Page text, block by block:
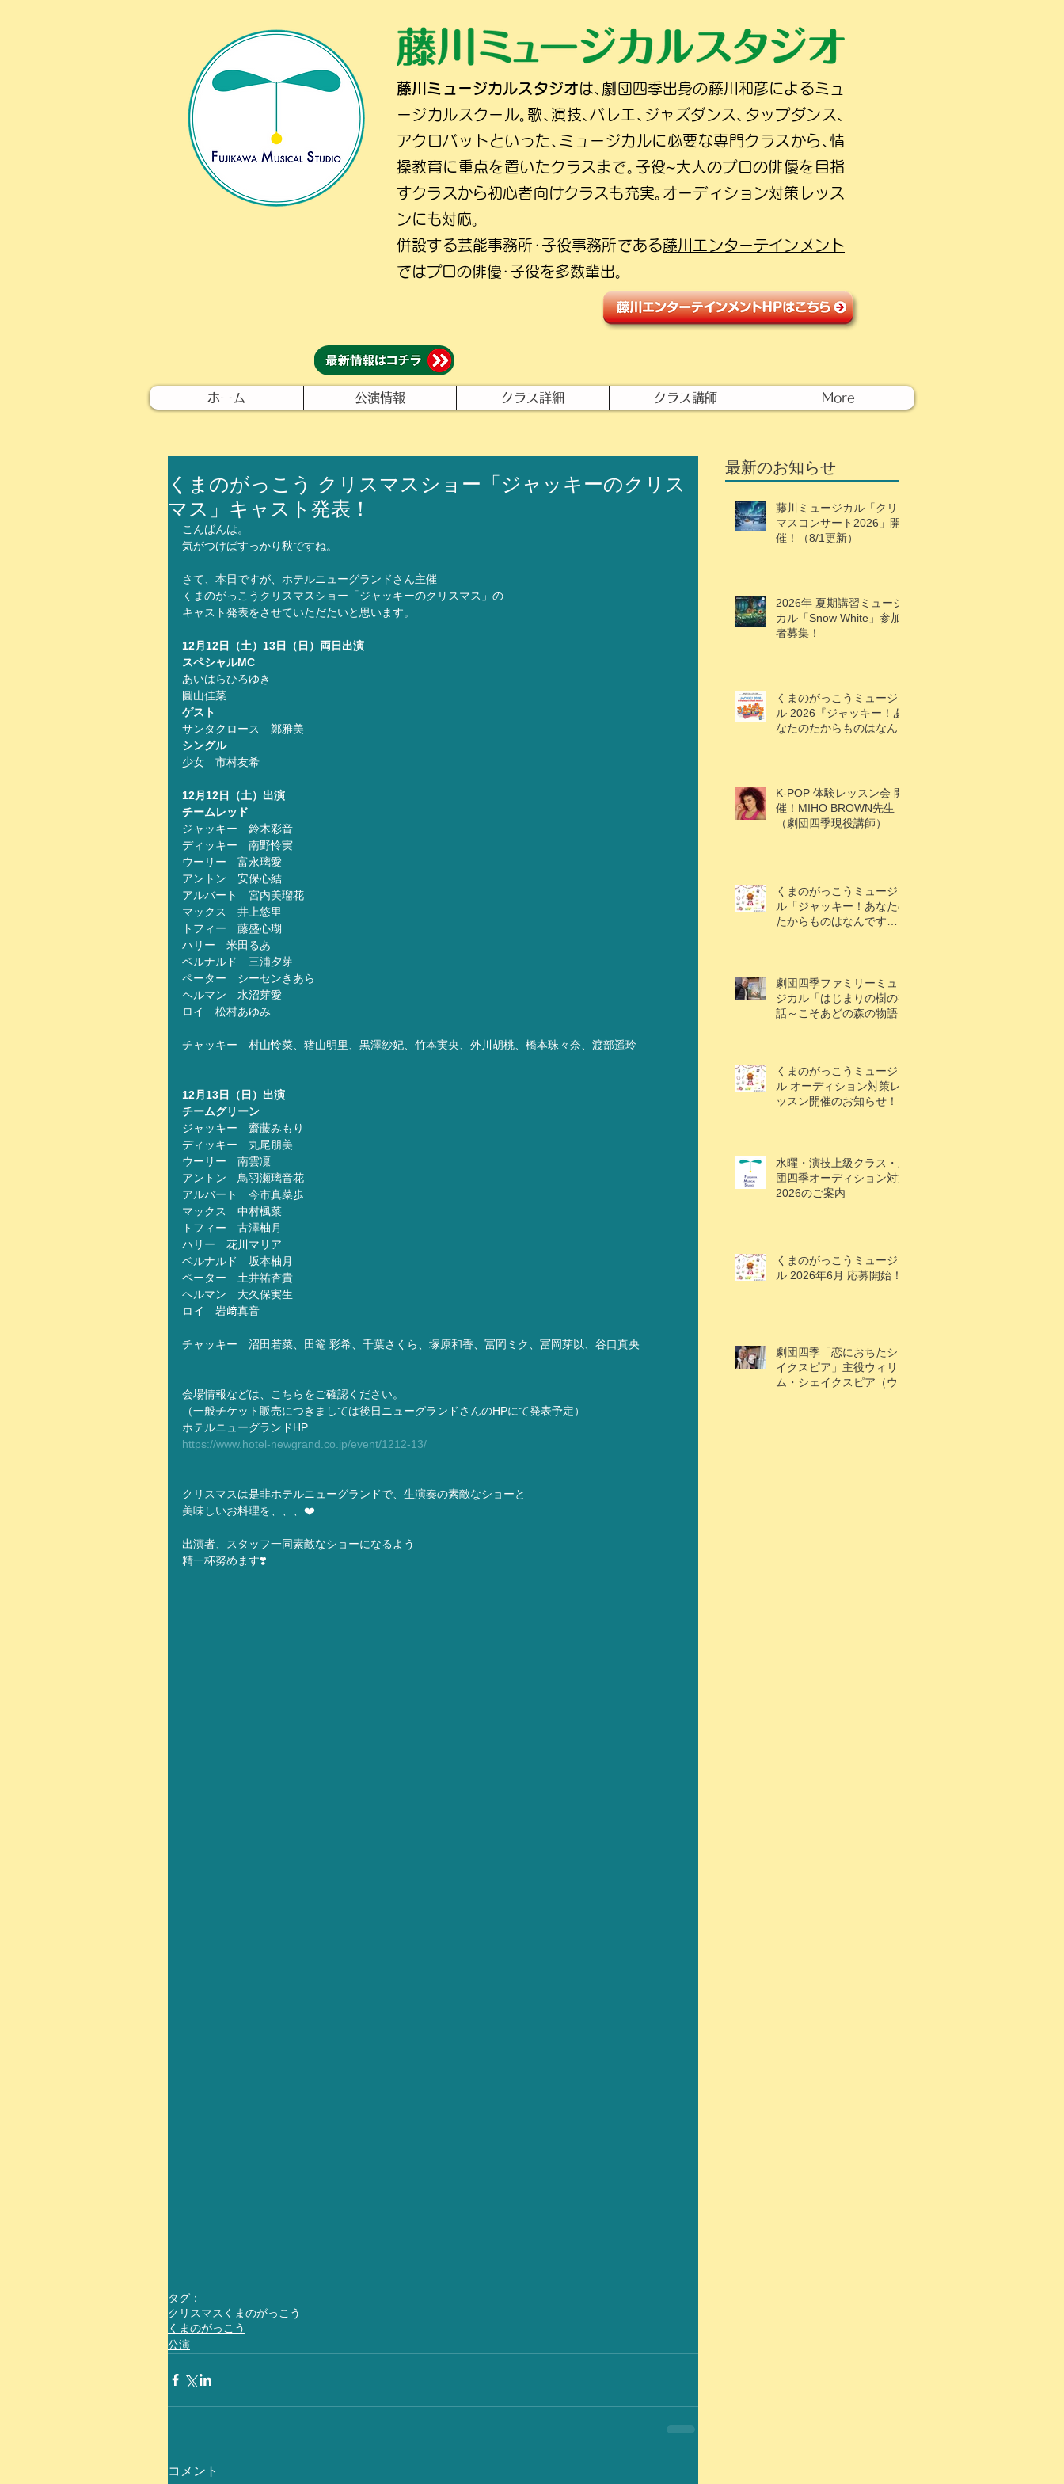
藤川ミュージカルスタジオは､劇団四季出身の藤川和彦によるミュ
ージカルスクール｡歌､演技､バレエ､ジャズダンス､タップダンス､
アクロバットといった､ミュージカルに必要な専門クラスから､情
操教育に重点を置いたクラスまで｡子役~大人のプロの俳優を目指
すクラスから初心者向けクラスも充実｡オーディション対策レッス
ンにも対応｡
併設する芸能事務所･子役事務所である藤川エンターテインメント
ではプロの俳優･子役を多数輩出｡
ホーム 公演情報 クラス詳細 クラス講師 More
くまのがっこう クリスマスショー「ジャッキーのクリス
マス」キャスト発表！
こんばんは。
気がつけばすっかり秋ですね。
さて、本日ですが、ホテルニューグランドさん主催
くまのがっこうクリスマスショー「ジャッキーのクリスマス」の
キャスト発表をさせていただたいと思います。
12月12日（土）13日（日）両日出演
スペシャルMC
あいはらひろゆき
圓山佳菜
ゲスト
サンタクロース　鄭雅美
シングル
少女　市村友希
12月12日（土）出演
チームレッド
ジャッキー　鈴木彩音
ディッキー　南野怜実
ウーリー　富永璃愛
アントン　安保心結
アルバート　宮内美瑠花
マックス　井上悠里
トフィー　藤盛心瑚
ハリー　米田るあ
ベルナルド　三浦夕芽
ペーター　シーセンきあら
ヘルマン　水沼芽愛
ロイ　松村あゆみ
チャッキー　村山怜菜、猪山明里、黒澤紗妃、竹本実央、外川胡桃、橋本珠々奈、渡部遥玲
12月13日（日）出演
チームグリーン
ジャッキー　齋藤みもり
ディッキー　丸尾朋美
ウーリー　南雲凜
アントン　鳥羽瀬璃音花
アルバート　今市真菜歩
マックス　中村楓菜
トフィー　古澤柚月
ハリー　花川マリア
ベルナルド　坂本柚月
ペーター　土井祐杏貴
ヘルマン　大久保実生
ロイ　岩﨑真音
チャッキー　沼田若菜、田篭 彩希、千葉さくら、塚原和香、冨岡ミク、冨岡芽以、谷口真央
会場情報などは、こちらをご確認ください。
（一般チケット販売につきましては後日ニューグランドさんのHPにて発表予定）
ホテルニューグランドHP
https://www.hotel-newgrand.co.jp/event/1212-13/
クリスマスは是非ホテルニューグランドで、生演奏の素敵なショーと
美味しいお料理を、、、❤️
出演者、スタッフ一同素敵なショーになるよう
精一杯努めます❣️
タグ：
クリスマス くまのがっこう
くまのがっこう
公演
コメント
最新のお知らせ
藤川ミュージカル「クリス
マスコンサート2026」開
催！（8/1更新）
2026年 夏期講習ミュージ
カル「Snow White」参加
者募集！
くまのがっこうミュージカ
ル 2026『ジャッキー！あ
なたのたからものはなんで
K-POP 体験レッスン会 開
催！MIHO BROWN先生
（劇団四季現役講師）
くまのがっこうミュージカ
ル「ジャッキー！あなたの
たからものはなんです
劇団四季ファミリーミュー
ジカル「はじまりの樹の神
話～こそあどの森の物語
くまのがっこうミュージカ
ル オーディション対策レ
ッスン開催のお知らせ！
水曜・演技上級クラス・劇
団四季オーディション対策
2026のご案内
くまのがっこうミュージカ
ル 2026年6月 応募開始！
劇団四季「恋におちたシェ
イクスピア」主役ウィリア
ム・シェイクスピア（ウィ